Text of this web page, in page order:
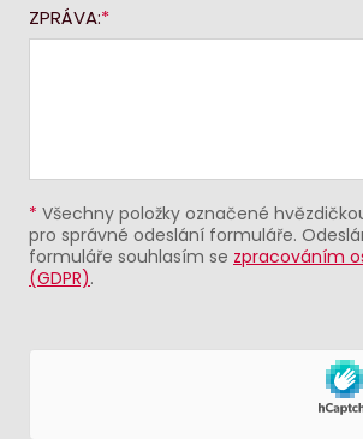
ZPRÁVA:
* Všechny položky označené
pro správné odeslání formuláře.
formuláře souhlasím se zpracováním
(GDPR).